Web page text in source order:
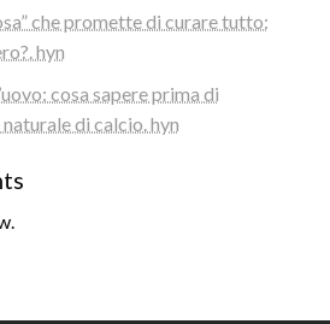
che promette di curare tutto:
hyn
cosa sapere prima di
di calcio. hyn